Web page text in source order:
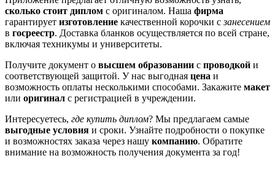
сколько стоит диплом с оригиналом. Наша фирма
гарантирует изготовление качественной корочки сзанесением
в госреестр. Доставка бланков осуществляется по всей стране,
включая техникумы и университеты.
Получите документ о высшем образовании с проводкой и
соответствующей защитой. У нас выгодная цена и
возможность оплаты несколькими способами. Закажите макет
или оригинал с регистрацией в учреждении.
Интересуетесь, где купить диплом? Мы предлагаем самые
выгодные условия и сроки. Узнайте подробности о покупке
и возможностях заказа через нашу компанию. Обратите
внимание на возможность получения документа за год!